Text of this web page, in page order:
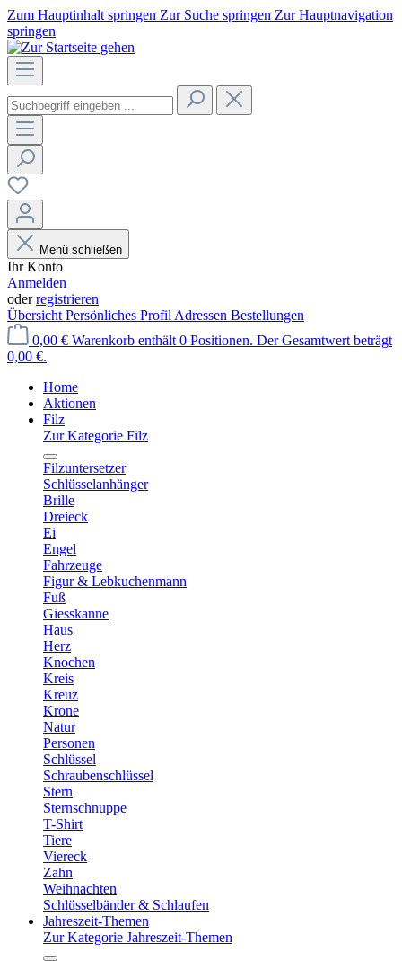
Zum Hauptinhalt springen Zur Suche springen Zur Hauptnavigation
springen
Menü schließen
Ihr Konto
Anmelden
oderregistrieren
Übersicht Persönliches Profil Adressen Bestellungen
0,00 € Warenkorb enthält 0 Positionen. Der Gesamtwert beträgt
0,00 €.
Home
Aktionen
Filz
Zur Kategorie Filz
Filzuntersetzer
Schlüsselanhänger
Brille
Dreieck
Ei
Engel
Fahrzeuge
Figur & Lebkuchenmann
Fuß
Giesskanne
Haus
Herz
Knochen
Kreis
Kreuz
Krone
Natur
Personen
Schlüssel
Schraubenschlüssel
Stern
Sternschnuppe
T-Shirt
Tiere
Viereck
Zahn
Weihnachten
Schlüsselbänder & Schlaufen
Jahreszeit-Themen
Zur Kategorie Jahreszeit-Themen